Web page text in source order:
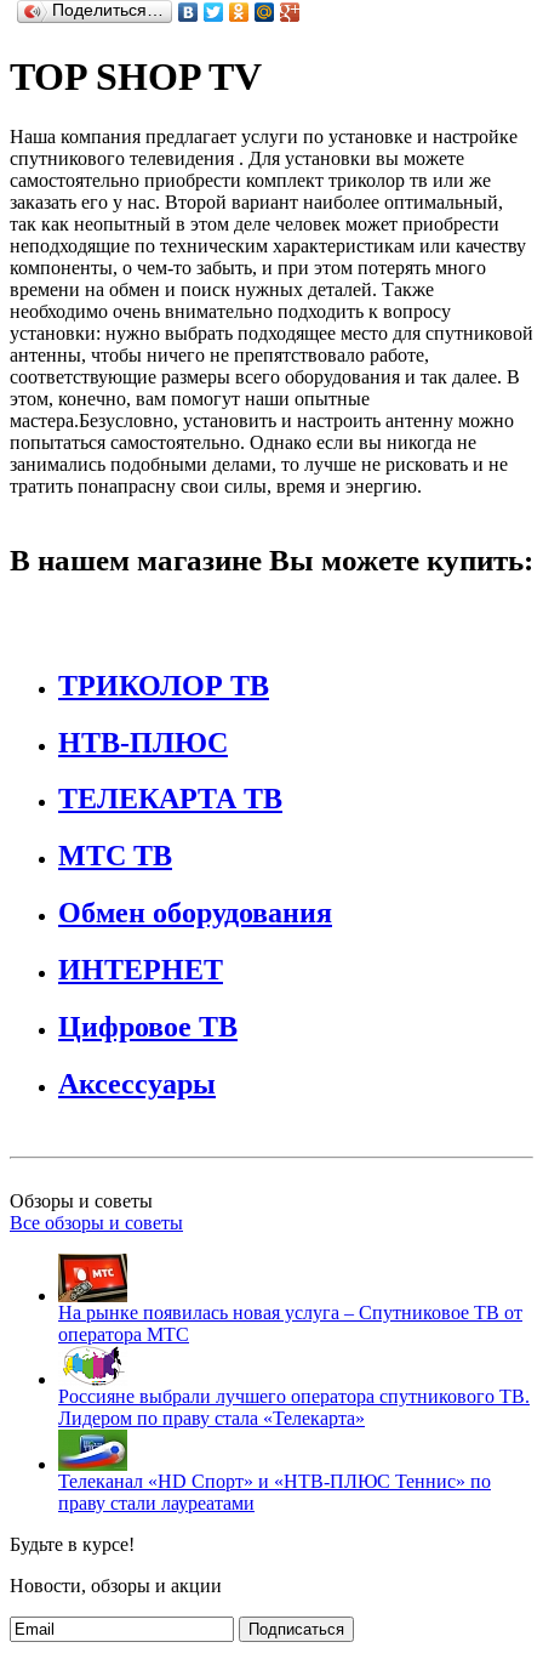
Поделиться…
TOP SHOP TV
Наша компания предлагает услуги по установке и настройке
спутникового телевидения . Для установки вы можете
самостоятельно приобрести комплект триколор тв или же
заказать его у нас. Второй вариант наиболее оптимальный,
так как неопытный в этом деле человек может приобрести
неподходящие по техническим характеристикам или качеству
компоненты, о чем-то забыть, и при этом потерять много
времени на обмен и поиск нужных деталей. Также
необходимо очень внимательно подходить к вопросу
установки: нужно выбрать подходящее место для спутниковой
антенны, чтобы ничего не препятствовало работе,
соответствующие размеры всего оборудования и так далее. В
этом, конечно, вам помогут наши опытные
мастера.Безусловно, установить и настроить антенну можно
попытаться самостоятельно. Однако если вы никогда не
занимались подобными делами, то лучше не рисковать и не
тратить понапрасну свои силы, время и энергию.
В нашем магазине Вы можете купить:
ТРИКОЛОР ТВ
НТВ-ПЛЮС
ТЕЛЕКАРТА ТВ
МТС ТВ
Обмен оборудования
ИНТЕРНЕТ
Цифровое ТВ
Аксессуары
Обзоры и советы
Все обзоры и советы
На рынке появилась новая услуга – Спутниковое ТВ от
оператора МТС
Россияне выбрали лучшего оператора спутникового ТВ.
Лидером по праву стала «Телекарта»
Телеканал «HD Спорт» и «НТВ-ПЛЮС Теннис» по
праву стали лауреатами
Будьте в курсе!
Новости, обзоры и акции
Подписаться